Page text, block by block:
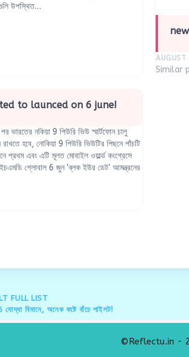
উপস্থিত…
Similar
to launced on 6 june!
নকিয়া 9 পিউরি ভিউ স্মার্টফোন চালু
হবে, নোকিয়া 9 পিউরি ভিউটির পিছনে পাঁচটি
প্রথম এবং এটি মূলত মোবাইল ওয়ার্ল্ড কংগ্রেসে
গ্লোবাল 6 জুন 'ব্লক ইউর ডেট' আমন্ত্রনের
FULL LIST
বিমানে, অনেক কষ্টে বাঁচে পাইলট!
©Reflectu.in -